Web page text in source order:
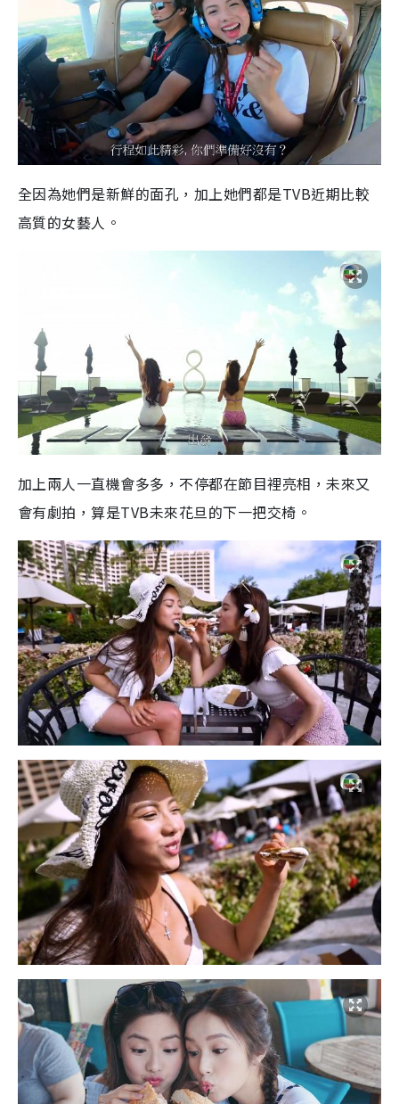
全因為她們是新鮮的面孔，加上她們都是TVB近期比較
高質的女藝人。
加上兩人一直機會多多，不停都在節目裡亮相，未來又
會有劇拍，算是TVB未來花旦的下一把交椅。